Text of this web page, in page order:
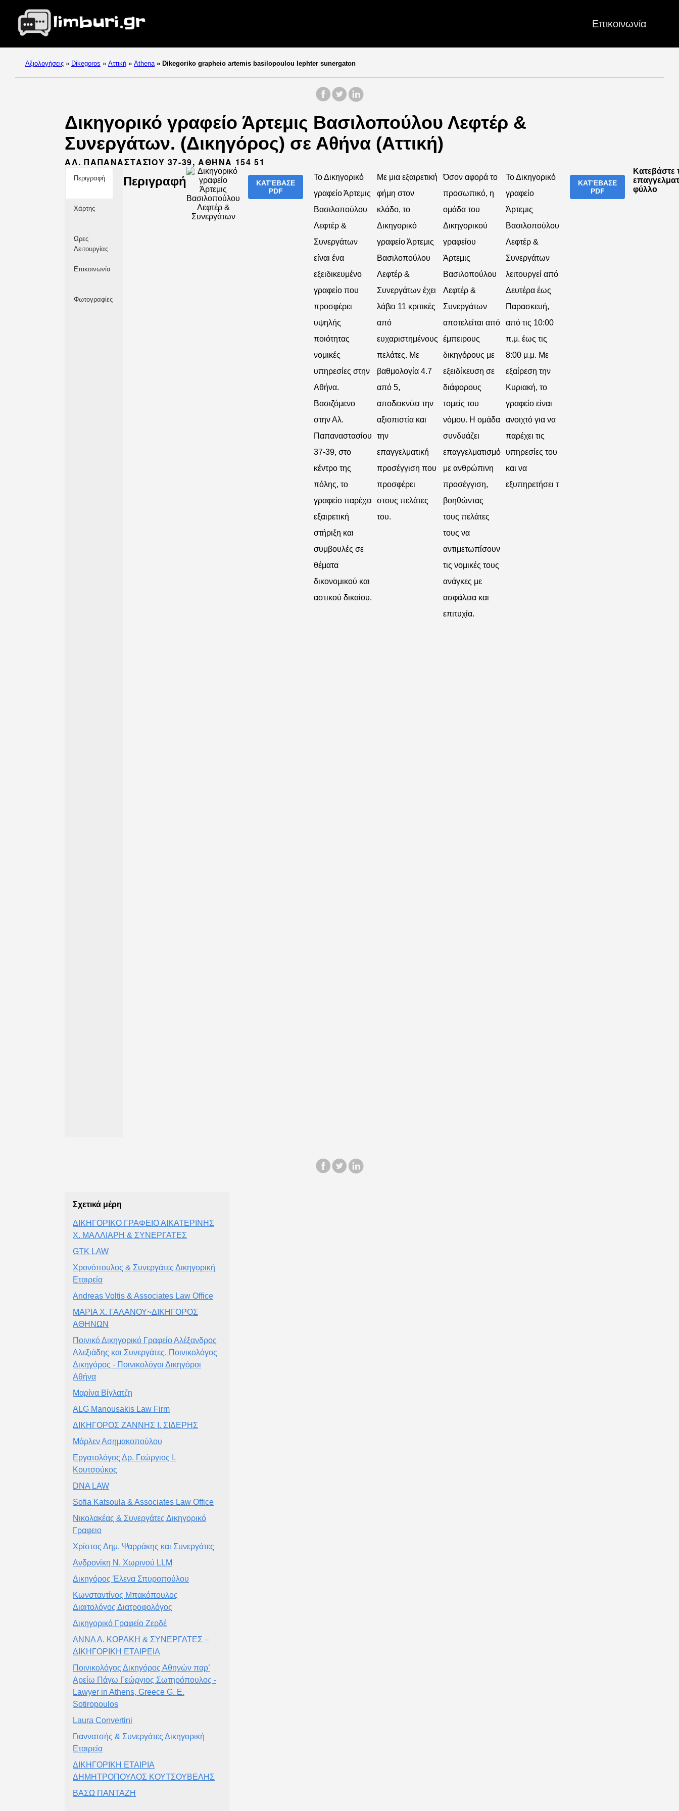
Επικοινωνία
Αξιολογήσεις » Dikegoros » Αττική » Athena » Dikegoriko grapheio artemis basilopoulou lephter sunergaton
Δικηγορικό γραφείο Άρτεμις Βασιλοπούλου Λεφτέρ &
Συνεργάτων. (Δικηγόρος) σε Αθήνα (Αττική)
ΑΛ. ΠΑΠΑΝΑΣΤΑΣΊΟΥ 37-39, ΑΘΉΝΑ 154 51
Περιγραφή
Χάρτης
Ωρες
Λειτουργίας
Επικοινωνία
Φωτογραφίες
Περιγραφή
ΚΑΤΈΒΑΣΕ
PDF
Το Δικηγορικό
γραφείο Άρτεμις
Βασιλοπούλου
Λεφτέρ &
Συνεργάτων
είναι ένα
εξειδικευμένο
γραφείο που
προσφέρει
υψηλής
ποιότητας
νομικές
υπηρεσίες στην
Αθήνα.
Βασιζόμενο
στην Αλ.
Παπαναστασίου
37-39, στο
κέντρο της
πόλης, το
γραφείο παρέχει
εξαιρετική
στήριξη και
συμβουλές σε
θέματα
δικονομικού και
αστικού δικαίου.
Με μια εξαιρετική
φήμη στον
κλάδο, το
Δικηγορικό
γραφείο Άρτεμις
Βασιλοπούλου
Λεφτέρ &
Συνεργάτων έχει
λάβει 11 κριτικές
από
ευχαριστημένους
πελάτες. Με
βαθμολογία 4.7
από 5,
αποδεικνύει την
αξιοπιστία και
την
επαγγελματική
προσέγγιση που
προσφέρει
στους πελάτες
του.
Όσον αφορά το
προσωπικό, η
ομάδα του
Δικηγορικού
γραφείου
Άρτεμις
Βασιλοπούλου
Λεφτέρ &
Συνεργάτων
αποτελείται από
έμπειρους
δικηγόρους με
εξειδίκευση σε
διάφορους
τομείς του
νόμου. Η ομάδα
συνδυάζει
επαγγελματισμό
με ανθρώπινη
προσέγγιση,
βοηθώντας
τους πελάτες
τους να
αντιμετωπίσουν
τις νομικές τους
ανάγκες με
ασφάλεια και
επιτυχία.
Το Δικηγορικό
γραφείο
Άρτεμις
Βασιλοπούλου
Λεφτέρ &
Συνεργάτων
λειτουργεί από
Δευτέρα έως
Παρασκευή,
από τις 10:00
π.μ. έως τις
8:00 μ.μ. Με
εξαίρεση την
Κυριακή, το
γραφείο είναι
ανοιχτό για να
παρέχει τις
υπηρεσίες του
και να
εξυπηρετήσει τ
ΚΑΤΈΒΑΣΕ
PDF
Κατεβάστε
φύλλο
Σχετικά μέρη
ΔΙΚΗΓΟΡΙΚΟ ΓΡΑΦΕΙΟ ΑΙΚΑΤΕΡΙΝΗΣ
X. ΜΑΛΛΙΑΡΗ & ΣΥΝΕΡΓΑΤΕΣ
GTK LAW
Χρονόπουλος & Συνεργάτες Δικηγορική
Εταιρεία
Andreas Voltis & Associates Law Office
ΜΑΡΙΑ Χ. ΓΑΛΑΝΟΥ~ΔΙΚΗΓΟΡΟΣ
ΑΘΗΝΩΝ
Ποινικό Δικηγορικό Γραφείο Αλέξανδρος
Αλεξιάδης και Συνεργάτες. Ποινικολόγος
Δικηγόρος - Ποινικολόγοι Δικηγόροι
Αθήνα
Μαρίνα Βίγλατζη
ALG Manousakis Law Firm
ΔΙΚΗΓΟΡΟΣ ΖΑΝΝΗΣ Ι. ΣΙΔΕΡΗΣ
Μάρλεν Ασημακοπούλου
Εργατολόγος Δρ. Γεώργιος Ι.
Κουτσούκος
DNA LAW
Sofia Katsoula & Associates Law Office
Νικολακέας & Συνεργάτες Δικηγορικό
Γραφειο
Χρίστος Δημ. Ψαρράκης και Συνεργάτες
Ανδρονίκη Ν. Χωρινού LLM
Δικηγόρος Έλενα Σπυροπούλου
Κωνσταντίνος Μπακόπουλος
Διαιτολόγος Διατροφολόγος
Δικηγορικό Γραφείο Ζερδέ
ΑΝΝΑ Α. ΚΟΡΑΚΗ & ΣΥΝΕΡΓΑΤΕΣ –
ΔΙΚΗΓΟΡΙΚΗ ΕΤΑΙΡΕΙΑ
Ποινικολόγος Δικηγόρος Αθηνών παρ’
Αρείω Πάγω Γεώργιος Σωτηρόπουλος -
Lawyer in Athens, Greece G. E.
Sotiropoulos
Laura Convertini
Γιαννατσής & Συνεργάτες Δικηγορική
Εταιρεία
ΔΙΚΗΓΟΡΙΚΗ ΕΤΑΙΡΙΑ
ΔΗΜΗΤΡΟΠΟΥΛΟΣ ΚΟΥΤΣΟΥΒΕΛΗΣ
ΒΑΣΩ ΠΑΝΤΑΖΗ